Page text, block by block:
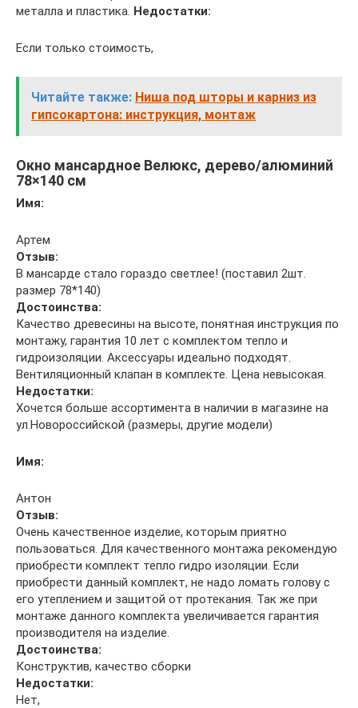
металла и пластика. Недостатки:
Если только стоимость,
Читайте также: Ниша под шторы и карниз из
гипсокартона: инструкция, монтаж
Окно мансардное Велюкс, дерево/алюминий
78×140 см
Имя:
Артем
Отзыв:
В мансарде стало гораздо светлее! (поставил 2шт.
размер 78*140)
Достоинства:
Качество древесины на высоте, понятная инструкция по
монтажу, гарантия 10 лет с комплектом тепло и
гидроизоляции. Аксессуары идеально подходят.
Вентиляционный клапан в комплекте. Цена невысокая.
Недостатки:
Хочется больше ассортимента в наличии в магазине на
ул.Новороссийской (размеры, другие модели)
Имя:
Антон
Отзыв:
Очень качественное изделие, которым приятно
пользоваться. Для качественного монтажа рекомендую
приобрести комплект тепло гидро изоляции. Если
приобрести данный комплект, не надо ломать голову с
его утеплением и защитой от протекания. Так же при
монтаже данного комплекта увеличивается гарантия
производителя на изделие.
Достоинства:
Конструктив, качество сборки
Недостатки:
Нет,